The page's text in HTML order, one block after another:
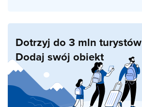
Dotrzyj do 3 mln turystów
Dodaj swój obiekt